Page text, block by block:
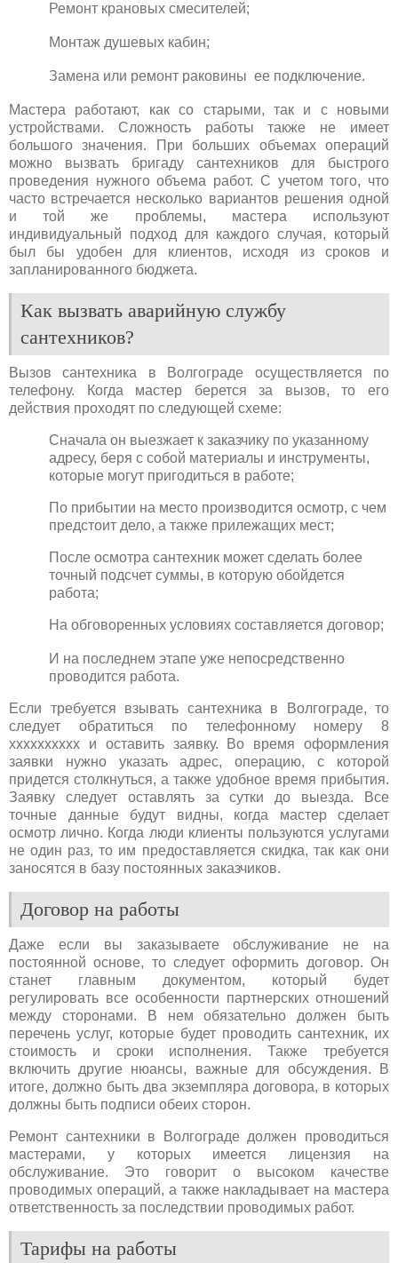
Ремонт крановых смесителей;
Монтаж душевых кабин;
Замена или ремонт раковины ее подключение.
Мастера работают, как со старыми, так и с новыми
устройствами. Сложность работы также не имеет
большого значения. При больших объемах операций
можно вызвать бригаду сантехников для быстрого
проведения нужного объема работ. С учетом того, что
часто встречается несколько вариантов решения одной
и той же проблемы, мастера используют
индивидуальный подход для каждого случая, который
был бы удобен для клиентов, исходя из сроков и
запланированного бюджета.
Как вызвать аварийную службу
сантехников?
Вызов сантехника в Волгограде осуществляется по
телефону. Когда мастер берется за вызов, то его
действия проходят по следующей схеме:
Сначала он выезжает к заказчику по указанному
адресу, беря с собой материалы и инструменты,
которые могут пригодиться в работе;
По прибытии на место производится осмотр, с чем
предстоит дело, а также прилежащих мест;
После осмотра сантехник может сделать более
точный подсчет суммы, в которую обойдется
работа;
На обговоренных условиях составляется договор;
И на последнем этапе уже непосредственно
проводится работа.
Если требуется взывать сантехника в Волгограде, то
следует обратиться по телефонному номеру 8
xxxxxxxxxx и оставить заявку. Во время оформления
заявки нужно указать адрес, операцию, с которой
придется столкнуться, а также удобное время прибытия.
Заявку следует оставлять за сутки до выезда. Все
точные данные будут видны, когда мастер сделает
осмотр лично. Когда люди клиенты пользуются услугами
не один раз, то им предоставляется скидка, так как они
заносятся в базу постоянных заказчиков.
Договор на работы
Даже если вы заказываете обслуживание не на
постоянной основе, то следует оформить договор. Он
станет главным документом, который будет
регулировать все особенности партнерских отношений
между сторонами. В нем обязательно должен быть
перечень услуг, которые будет проводить сантехник, их
стоимость и сроки исполнения. Также требуется
включить другие нюансы, важные для обсуждения. В
итоге, должно быть два экземпляра договора, в которых
должны быть подписи обеих сторон.
Ремонт сантехники в Волгограде должен проводиться
мастерами, у которых имеется лицензия на
обслуживание. Это говорит о высоком качестве
проводимых операций, а также накладывает на мастера
ответственность за последствии проводимых работ.
Тарифы на работы